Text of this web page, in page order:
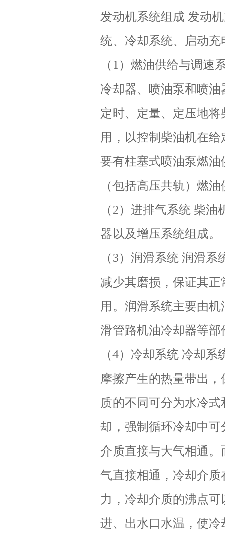
发动机系统组成 发动
统、冷却系统、启动
（1）燃油供给与调速
冷却器、喷油泵和喷
定时、定量、定压地
用，以控制柴油机在
要有柱塞式喷油泵燃
（包括高压共轨）燃
（2）进排气系统 柴
器以及增压系统组成。
（3）润滑系统 润滑
减少其磨损，保证其
用。润滑系统主要由
滑管路机油冷却器等部
（4）冷却系统 冷却
摩擦产生的热量带出
质的不同可分为水冷
却，强制循环冷却中
介质直接与大气相通
气直接相通，冷却介
力，冷却介质的沸点
进、出水口水温，使